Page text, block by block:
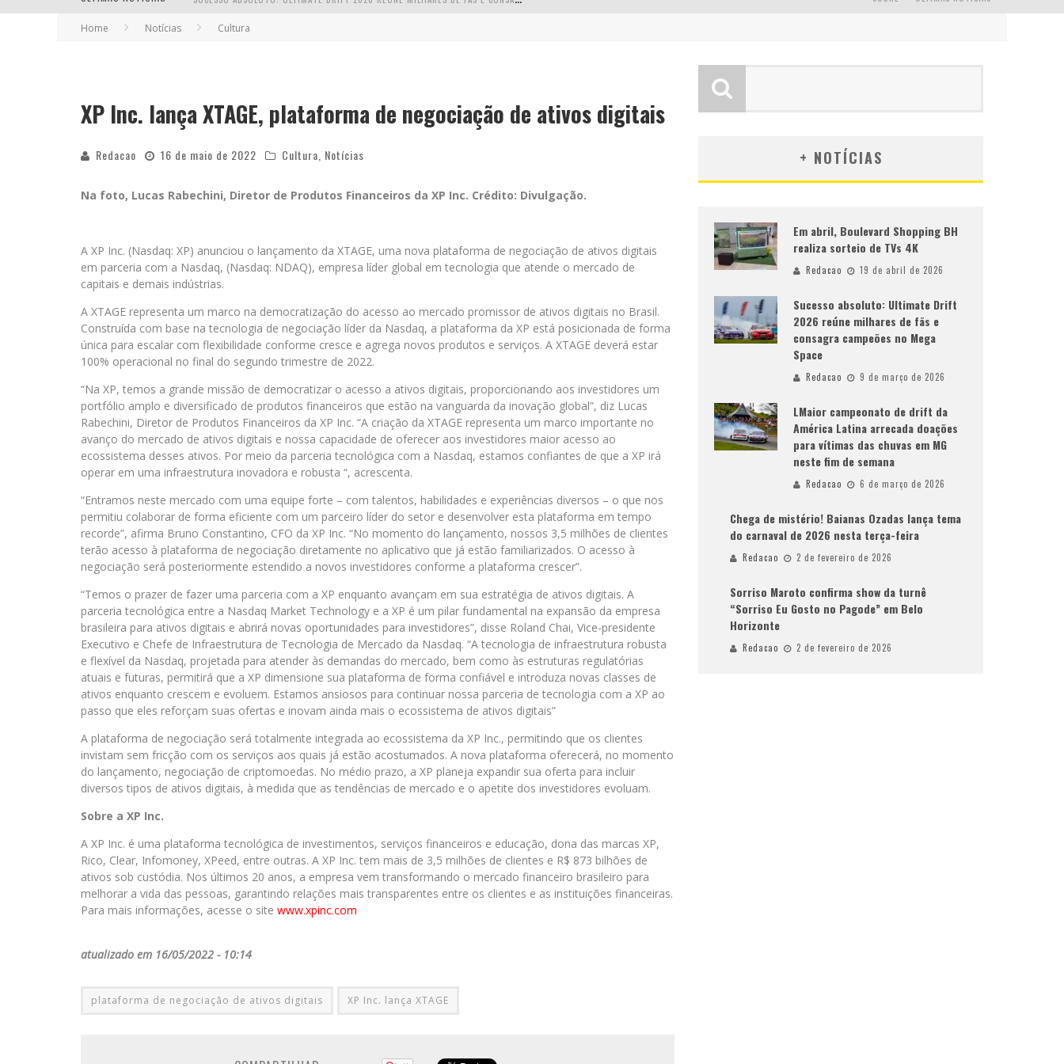
Home Notícias Cultura
XP Inc. lança XTAGE, plataforma de negociação de ativos digitais
Redacao 16 de maio de 2022 Cultura Notícias
Na foto, Lucas Rabechini, Diretor de Produtos Financeiros da XP Inc. Crédito: Divulgação.
A XP Inc. (Nasdaq: XP) anunciou o lançamento da XTAGE, uma nova plataforma de negociação de ativos digitais
em parceria com a Nasdaq, (Nasdaq: NDAQ), empresa líder global em tecnologia que atende o mercado de
capitais e demais indústrias.
A XTAGE representa um marco na democratização do acesso ao mercado promissor de ativos digitais no Brasil.
Construída com base na tecnologia de negociação líder da Nasdaq, a plataforma da XP está posicionada de forma
única para escalar com flexibilidade conforme cresce e agrega novos produtos e serviços. A XTAGE deverá estar
100% operacional no final do segundo trimestre de 2022.
“Na XP, temos a grande missão de democratizar o acesso a ativos digitais, proporcionando aos investidores um
portfólio amplo e diversificado de produtos financeiros que estão na vanguarda da inovação global”, diz Lucas
Rabechini, Diretor de Produtos Financeiros da XP Inc. “A criação da XTAGE representa um marco importante no
avanço do mercado de ativos digitais e nossa capacidade de oferecer aos investidores maior acesso ao
ecossistema desses ativos. Por meio da parceria tecnológica com a Nasdaq, estamos confiantes de que a XP irá
operar em uma infraestrutura inovadora e robusta “, acrescenta.
“Entramos neste mercado com uma equipe forte – com talentos, habilidades e experiências diversos – o que nos
permitiu colaborar de forma eficiente com um parceiro líder do setor e desenvolver esta plataforma em tempo
recorde”, afirma Bruno Constantino, CFO da XP Inc. “No momento do lançamento, nossos 3,5 milhões de clientes
terão acesso à plataforma de negociação diretamente no aplicativo que já estão familiarizados. O acesso à
negociação será posteriormente estendido a novos investidores conforme a plataforma crescer”.
“Temos o prazer de fazer uma parceria com a XP enquanto avançam em sua estratégia de ativos digitais. A
parceria tecnológica entre a Nasdaq Market Technology e a XP é um pilar fundamental na expansão da empresa
brasileira para ativos digitais e abrirá novas oportunidades para investidores”, disse Roland Chai, Vice-presidente
Executivo e Chefe de Infraestrutura de Tecnologia de Mercado da Nasdaq. “A tecnologia de infraestrutura robusta
e flexível da Nasdaq, projetada para atender às demandas do mercado, bem como às estruturas regulatórias
atuais e futuras, permitirá que a XP dimensione sua plataforma de forma confiável e introduza novas classes de
ativos enquanto crescem e evoluem. Estamos ansiosos para continuar nossa parceria de tecnologia com a XP ao
passo que eles reforçam suas ofertas e inovam ainda mais o ecossistema de ativos digitais”
A plataforma de negociação será totalmente integrada ao ecossistema da XP Inc., permitindo que os clientes
invistam sem fricção com os serviços aos quais já estão acostumados. A nova plataforma oferecerá, no momento
do lançamento, negociação de criptomoedas. No médio prazo, a XP planeja expandir sua oferta para incluir
diversos tipos de ativos digitais, à medida que as tendências de mercado e o apetite dos investidores evoluam.
Sobre a XP Inc.
A XP Inc. é uma plataforma tecnológica de investimentos, serviços financeiros e educação, dona das marcas XP,
Rico, Clear, Infomoney, XPeed, entre outras. A XP Inc. tem mais de 3,5 milhões de clientes e R$ 873 bilhões de
ativos sob custódia. Nos últimos 20 anos, a empresa vem transformando o mercado financeiro brasileiro para
melhorar a vida das pessoas, garantindo relações mais transparentes entre os clientes e as instituições financeiras.
Para mais informações, acesse o site www.xpinc.com
atualizado em 16/05/2022 - 10:14
plataforma de negociação de ativos digitais XP Inc. lança XTAGE
+ NOTÍCIAS
Em abril, Boulevard Shopping BH
realiza sorteio de TVs 4K
Redacao 19 de abril de 2026
Sucesso absoluto: Ultimate Drift
2026 reúne milhares de fãs e
consagra campeões no Mega
Space
Redacao 9 de março de 2026
LMaior campeonato de drift da
América Latina arrecada doações
para vítimas das chuvas em MG
neste fim de semana
Redacao 6 de março de 2026
Chega de mistério! Baianas Ozadas lança tema
do carnaval de 2026 nesta terça-feira
Redacao 2 de fevereiro de 2026
Sorriso Maroto confirma show da turnê
“Sorriso Eu Gosto no Pagode” em Belo
Horizonte
Redacao 2 de fevereiro de 2026